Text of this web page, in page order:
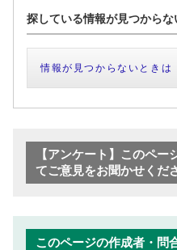
探している情報が見つからな
情報が見つからないときは
【アンケート】このペー
てご意見をお聞かせくだ
このページの作成者・問